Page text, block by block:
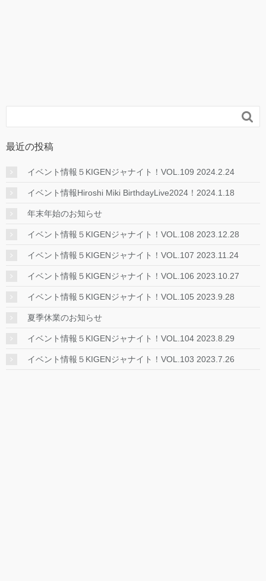

最近の投稿
イベント情報５KIGENジャナイト！VOL.109 2024.2.24
イベント情報Hiroshi Miki BirthdayLive2024！2024.1.18
年末年始のお知らせ
イベント情報５KIGENジャナイト！VOL.108 2023.12.28
イベント情報５KIGENジャナイト！VOL.107 2023.11.24
イベント情報５KIGENジャナイト！VOL.106 2023.10.27
イベント情報５KIGENジャナイト！VOL.105 2023.9.28
夏季休業のお知らせ
イベント情報５KIGENジャナイト！VOL.104 2023.8.29
イベント情報５KIGENジャナイト！VOL.103 2023.7.26